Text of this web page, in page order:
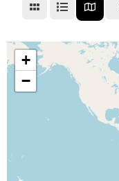
+
−